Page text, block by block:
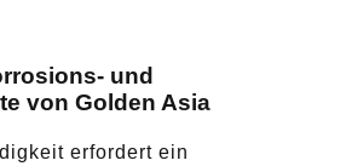
und
von Golden Asia
erfordert ein